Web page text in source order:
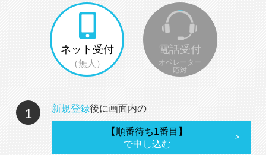
ネット受付
（無人）
電話受付
オペレーター
応対
1 新規登録後に画面内の
【順番待ち1番目】
で申し込む